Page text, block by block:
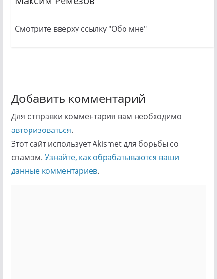
Смотрите вверху ссылку "Обо мне"
Добавить комментарий
Для отправки комментария вам необходимо
авторизоваться.
Этот сайт использует Akismet для борьбы со
спамом. Узнайте, как обрабатываются ваши
данные комментариев.